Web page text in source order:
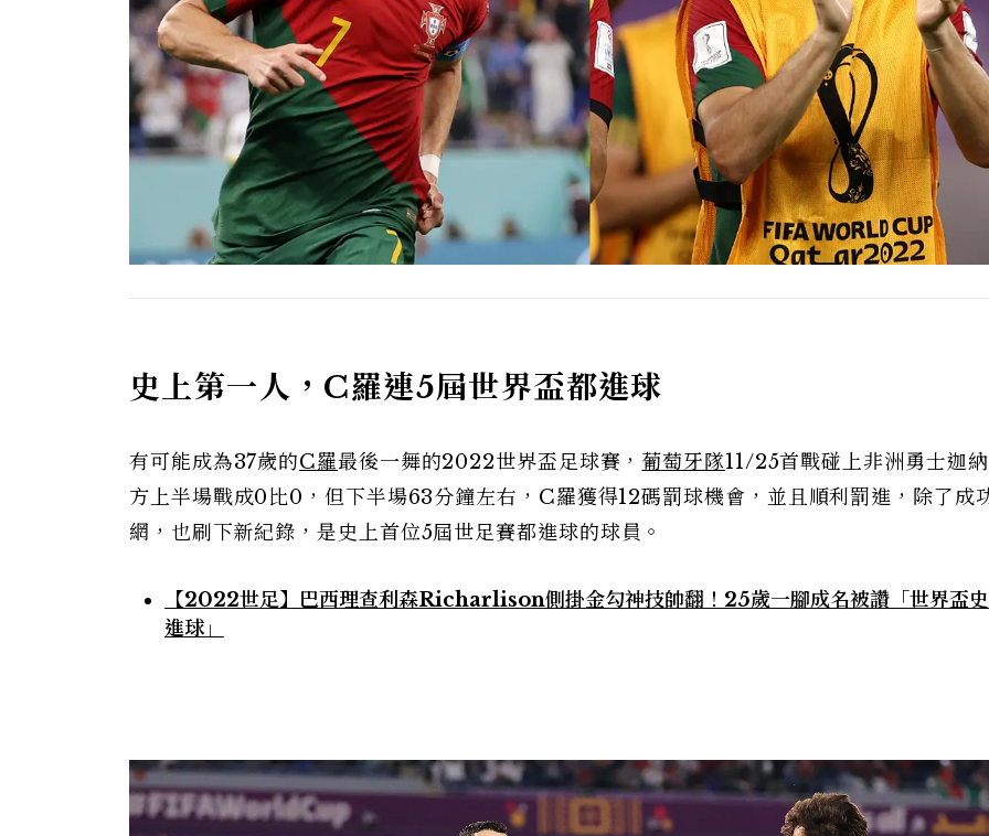
史上第一人，C羅連5屆世界盃都進球
有可能成為37歲的C羅最後一舞的2022世界盃足球賽， 葡萄牙隊11/25首戰碰上非洲勇士迦
方上半場戰成0比0，但下半場63分鐘左右，C羅獲得12碼罰球機會，並且順利罰進，除了成
網，也刷下新紀錄，是史上首位5屆世足賽都進球的球員。
【2022世足】巴西理查利森Richarlison側掛金勾神技帥翻！25歲一腳成名被讚「世界盃
進球」